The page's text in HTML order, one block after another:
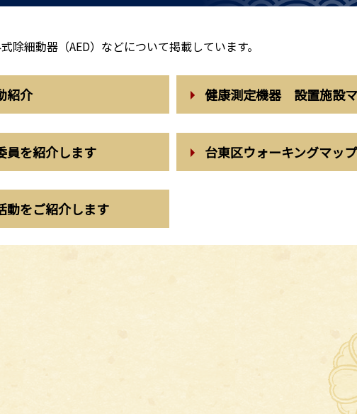
除細動器（AED）などについて掲載しています。
紹介 健康測定機器 設置施設
員を紹介します 台東区ウォーキングマップ
動をご紹介します